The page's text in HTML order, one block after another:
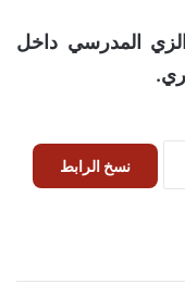
المدرسي داخل
نسخ الرابط